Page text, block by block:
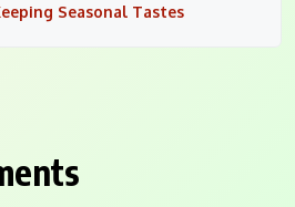
Seasonal Tastes